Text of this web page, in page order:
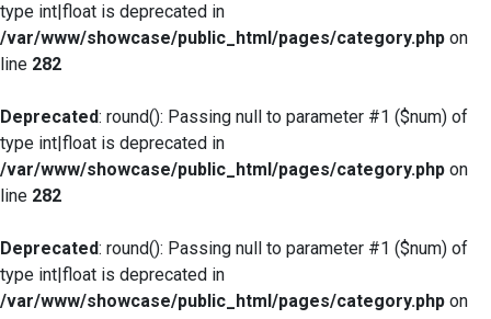
type int|float is deprecated in
/var/www/showcase/public_html/pages/category.php on
line 282
Deprecated: round(): Passing null to parameter #1 ($num) of
type int|float is deprecated in
/var/www/showcase/public_html/pages/category.php on
line 282
Deprecated: round(): Passing null to parameter #1 ($num) of
type int|float is deprecated in
/var/www/showcase/public_html/pages/category.php on